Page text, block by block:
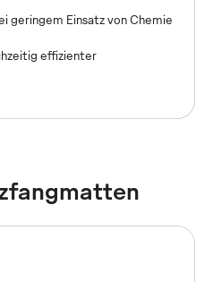
geringem Einsatz von Chemie
effizienter
geringem Einsatz von Chemie
effizienter